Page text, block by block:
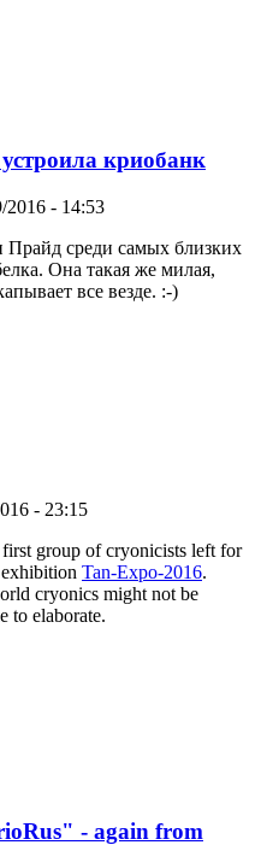
криобанк
2016 - 14:53
среди самых близких
Она такая же милая,
все везде. :-)
- 23:15
group of cryonicists left for
Tan-Expo-2016.
cryonics might not be
to elaborate.
- again from